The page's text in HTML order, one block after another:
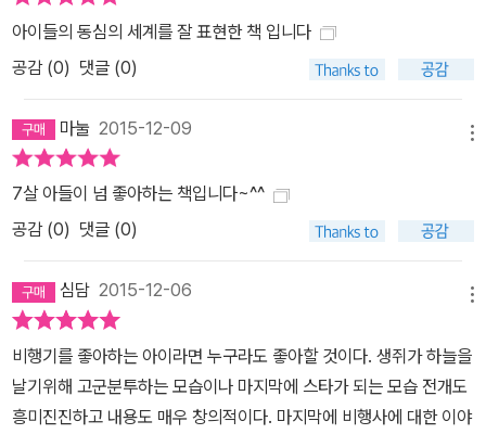
아이들의 동심의 세계를 잘 표현한 책 입니다
공감 (0) 댓글 (0)
마눌 2015-12-09
7살 아들이 넘 좋아하는 책입니다~^^
공감 (0) 댓글 (0)
심담 2015-12-06
비행기를 좋아하는 아이라면 누구라도 좋아할 것이다. 생쥐가 하늘을
날기위해 고군분투하는 모습이나 마지막에 스타가 되는 모습 전개도
흥미진진하고 내용도 매우 창의적이다. 마지막에 비행사에 대한 이야